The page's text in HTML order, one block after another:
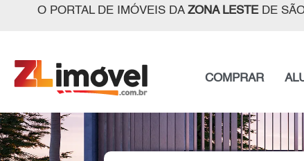
O PORTAL DE IMÓVEIS DA ZONA LESTEDE
COMPRAR